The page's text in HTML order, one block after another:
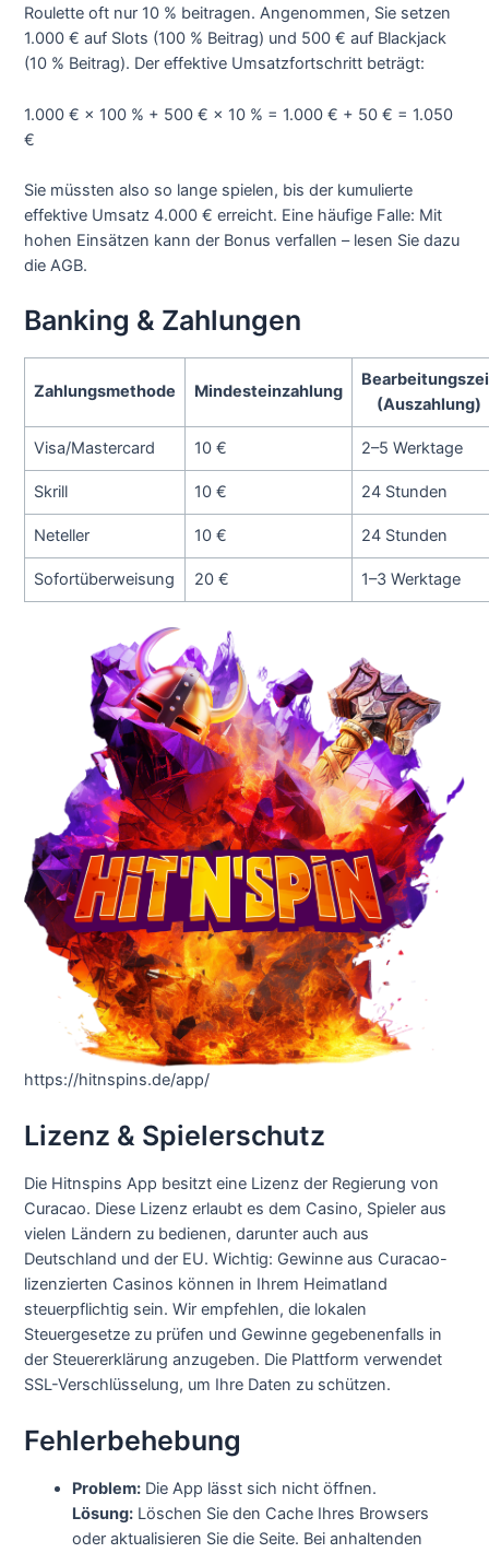
Roulette oft nur 10 % beitragen. Angenommen, Sie setzen
1.000 € auf Slots (100 % Beitrag) und 500 € auf Blackjack
(10 % Beitrag). Der effektive Umsatzfortschritt beträgt:
1.000 € × 100 % + 500 € × 10 % = 1.000 € + 50 € = 1.050
€
Sie müssten also so lange spielen, bis der kumulierte
effektive Umsatz 4.000 € erreicht. Eine häufige Falle: Mit
hohen Einsätzen kann der Bonus verfallen – lesen Sie dazu
die AGB.
Banking & Zahlungen
Zahlungsmethode Mindesteinzahlung
(Auszahlung)
Visa/Mastercard 10 € 2–5 Werktage
Skrill 10 € 24 Stunden
Neteller 10 € 24 Stunden
Sofortüberweisung 20 € 1–3 Werktage
https://hitnspins.de/app/
Lizenz & Spielerschutz
Die Hitnspins App besitzt eine Lizenz der Regierung von
Curacao. Diese Lizenz erlaubt es dem Casino, Spieler aus
vielen Ländern zu bedienen, darunter auch aus
Deutschland und der EU. Wichtig: Gewinne aus Curacao-
lizenzierten Casinos können in Ihrem Heimatland
steuerpflichtig sein. Wir empfehlen, die lokalen
Steuergesetze zu prüfen und Gewinne gegebenenfalls in
der Steuererklärung anzugeben. Die Plattform verwendet
SSL-Verschlüsselung, um Ihre Daten zu schützen.
Fehlerbehebung
Problem: Die App lässt sich nicht öffnen.
Lösung: Löschen Sie den Cache Ihres Browsers
oder aktualisieren Sie die Seite. Bei anhaltenden